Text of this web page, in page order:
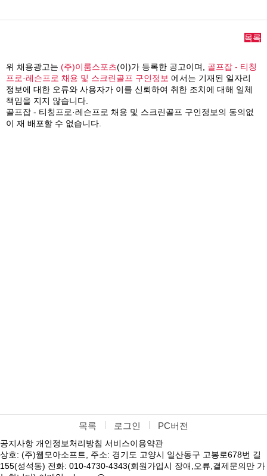
목록
위 채용광고는 (주)이룸스포츠(이)가 등록한 공고이며, 골프잡 - 티칭
프로·레슨프로 채용 및 스크린골프 구인정보 에서는 기재된 일자리
정보에 대한 오류와 사용자가 이를 신뢰하여 취한 조치에 대해 일체
책임을 지지 않습니다.
골프잡 - 티칭프로·레슨프로 채용 및 스크린골프 구인정보의 동의없
이 재 배포할 수 없습니다.
목록 로그인 PC버전
공지사항 개인정보처리방침 서비스이용약관
상호: (주)웹모아소프트, 주소: 경기도 고양시 일산동구 고봉로678번 길
155(성석동) 전화: 010-4730-4343(회원가입시 장애,오류,결제문의만 가